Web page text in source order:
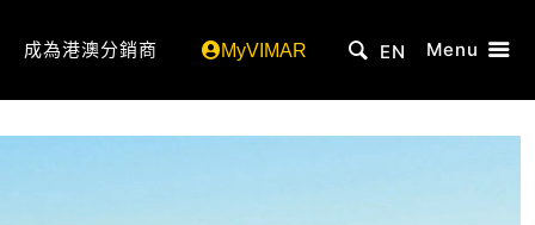
成為港澳分銷商 MyVIMAR EN Menu